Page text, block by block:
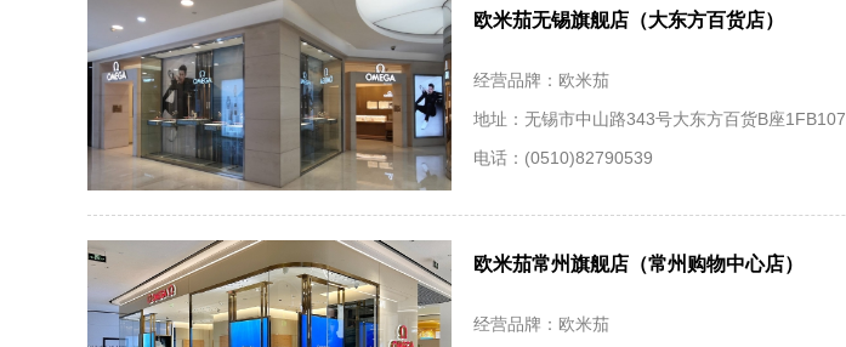
欧米茄无锡旗舰店（大东方百货店）
经营品牌：欧米茄
地址：无锡市中山路343号大东方百货B座1FB107
电话：(0510)82790539
欧米茄常州旗舰店（常州购物中心店）
经营品牌：欧米茄